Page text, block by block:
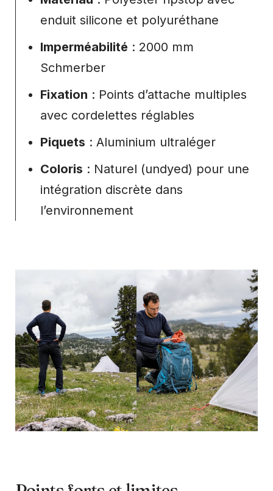
enduit silicone et polyuréthane
Imperméabilité : 2000 mm
Schmerber
Fixation : Points d’attache multiples
avec cordelettes réglables
Piquets : Aluminium ultraléger
Coloris : Naturel (undyed) pour une
intégration discrète dans
l’environnement